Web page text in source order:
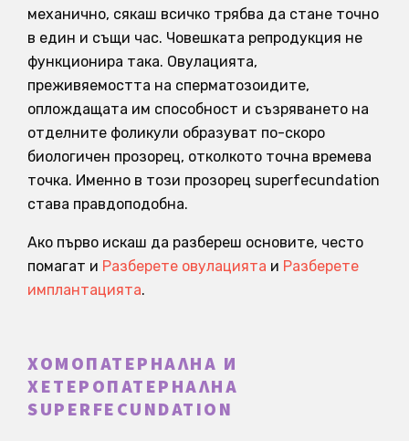
механично, сякаш всичко трябва да стане точно
в един и същи час. Човешката репродукция не
функционира така. Овулацията,
преживяемостта на сперматозоидите,
оплождащата им способност и съзряването на
отделните фоликули образуват по-скоро
биологичен прозорец, отколкото точна времева
точка. Именно в този прозорец superfecundation
става правдоподобна.
Ако първо искаш да разбереш основите, често
помагат и Разберете овулацията и Разберете
имплантацията.
ХОМОПАТЕРНАЛНА И
ХЕТЕРОПАТЕРНАЛНА
SUPERFECUNDATION